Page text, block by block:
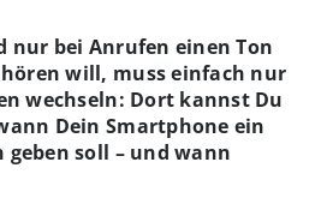
nur bei Anrufen einen Ton
will, muss einfach nur
wechseln: Dort kannst Du
Dein Smartphone ein
geben soll – und wann